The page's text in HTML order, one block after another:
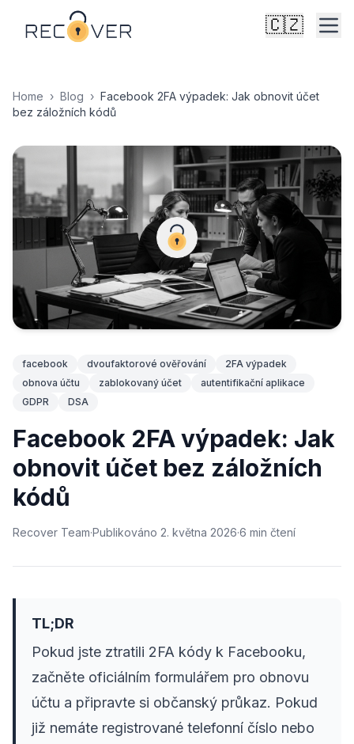
🇨🇿
Home › Blog › Facebook 2FA výpadek: Jak obnovit účet
bez záložních kódů
facebook dvoufaktorové ověřování
2FA výpadek
obnova účtu
zablokovaný účet
autentifikační aplikace
GDPR
DSA
Facebook 2FA výpadek: Jak
obnovit účet bez záložních
kódů
Recover Team·Publikováno 2. května 2026·6 min čtení
TL;DR
Pokud jste ztratili 2FA kódy k Facebooku,
začněte oficiálním formulářem pro obnovu
účtu a připravte si občanský průkaz. Pokud
již nemáte registrované telefonní číslo nebo